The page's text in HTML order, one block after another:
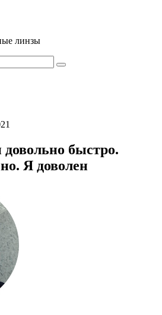
линзы
быстро.
Я доволен